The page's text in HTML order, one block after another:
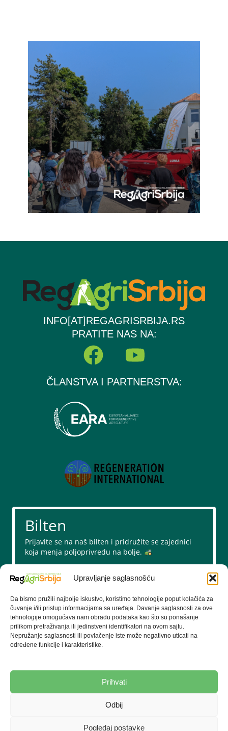
Upravljanje saglasnošću
Da bismo pružili najbolje iskustvo, koristimo tehnologije poput kolačića za
čuvanje i/ili pristup informacijama sa uređaja. Davanje saglasnosti za ove
tehnologije omogućava nam obradu podataka kao što su ponašanje
prilikom pretraživanja ili jedinstveni identifikatori na ovom sajtu.
Nepružanje saglasnosti ili povlačenje iste može negativno uticati na
određene funkcije i karakteristike.
Prihvati
Odbij
Pogledaj postavke
INFO[AT]REGAGRISRBIJA.RS
PRATITE NAS NA:
F
a
e
o
Y
o
t
e
ČLANSTVA I PARTNERSTVA:
Bilten
Prijavite se na naš bilten i pridružite se zajednici
koja menja poljoprivredu na bolje.
POLJOPRIVREDU SRBIJE